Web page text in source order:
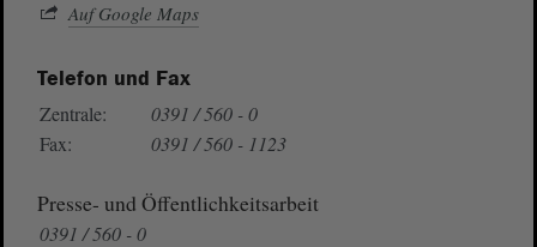
Auf Google Maps
Telefon und Fax
Zentrale:
0391 / 560 - 0
Fax:
0391 / 560 - 1123
Presse- und Öffentlichkeitsarbeit
0391 / 560 - 0